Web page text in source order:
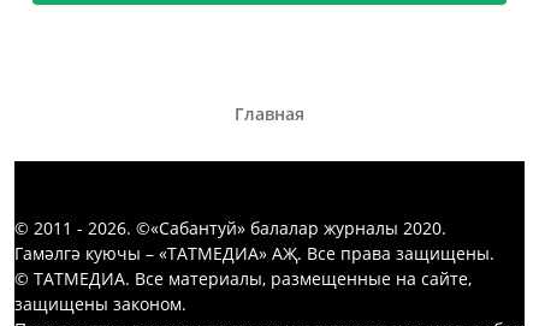
Главная
© 2011 - 2026. ©«Сабантуй» балалар журналы 2020.
Гамәлгә куючы – «ТАТМЕДИА» АҖ. Все права защищены.
© ТАТМЕДИА. Все материалы, размещенные на сайте,
защищены законом.